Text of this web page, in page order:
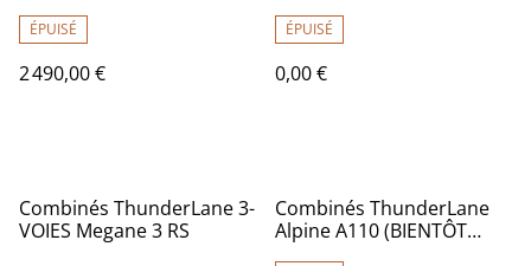
ÉPUISÉ
2 490,00 €
ÉPUISÉ
0,00 €
%
Combinés ThunderLane 3-
VOIES Megane 3 RS
Combinés ThunderLane
Alpine A110 (BIENTÔT